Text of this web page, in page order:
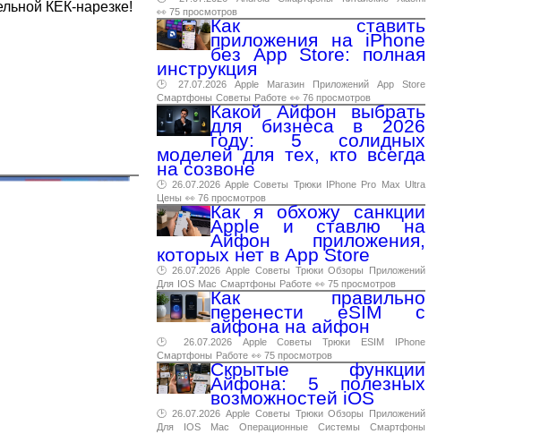
КЕК-нарезке!
👀 75 просмотров
Как ставить
приложения на iPhone
без App Store: полная
инструкция
🕑 27.07.2026 Apple Магазин Приложений App
Store
Смартфоны Советы Работе 👀 76 просмотров
Какой Айфон выбрать
для бизнеса в 2026
году: 5 солидных
моделей для тех, кто всегда
на созвоне
🕑 26.07.2026 Apple Советы Трюки IPhone Pro Max Ultra
Цены 👀 76 просмотров
Как я обхожу санкции
Apple и ставлю на
Айфон приложения,
которых нет в App Store
🕑 26.07.2026 Apple Советы Трюки Обзоры
Приложений
Для IOS Mac Смартфоны Работе 👀 75 просмотров
Как правильно
перенести eSIM с
айфона на айфон
🕑 26.07.2026 Apple Советы Трюки ESIM
IPhone
Смартфоны Работе 👀 75 просмотров
Скрытые функции
Айфона: 5 полезных
возможностей iOS
🕑 26.07.2026 Apple Советы Трюки Обзоры
Приложений
Для
IOS Mac Операционные Системы
Смартфоны